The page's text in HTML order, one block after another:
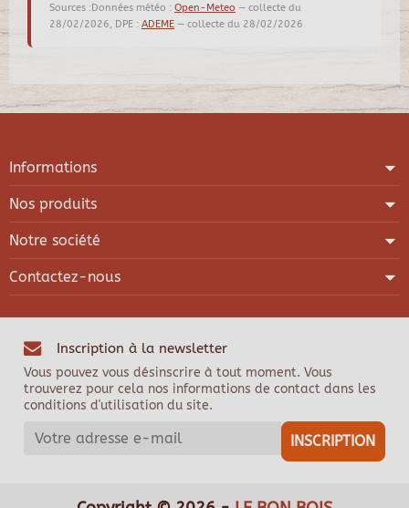
Sources :Données météo : Open-Meteo — collecte du
28/02/2026, DPE : ADEME — collecte du 28/02/2026
Informations
Nos produits
Notre société
Contactez-nous
Inscription à la newsletter
Vous pouvez vous désinscrire à tout moment. Vous
trouverez pour cela nos informations de contact dans les
conditions d'utilisation du site.